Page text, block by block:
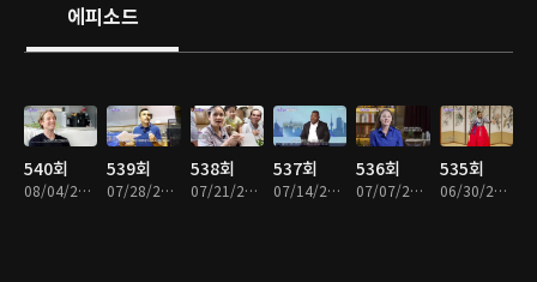
에피소드
540회
08/04/2026 • 49분
539회
07/28/2026 • 49분
538회
07/21/2026 • 49분
537회
07/14/2026 • 49분
536회
07/07/2026 • 49분
535회
06/30/2026 • 49분